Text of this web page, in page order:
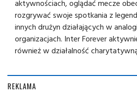
aktywnościach, oglądać mecze
rozgrywać swoje spotkania z
innych drużyn działających w
organizacjach. Inter Forever
również w działalność
REKLAMA